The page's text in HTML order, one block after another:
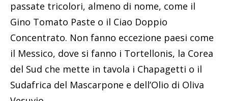
passate tricolori, almeno di nome, come il
Gino Tomato Paste o il Ciao Doppio
Concentrato. Non fanno eccezione paesi come
il Messico, dove si fanno i Tortellonis, la Corea
del Sud che mette in tavola i Chapagetti o il
Sudafrica del Mascarpone e dell’Olio di Oliva